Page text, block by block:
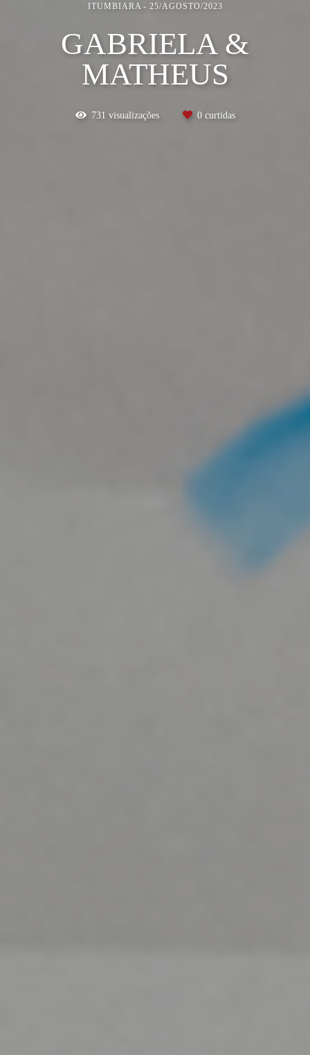
ITUMBIARA
25/AGOSTO/2023
GABRIELA &
MATHEUS
731 visualizações 0curtidas